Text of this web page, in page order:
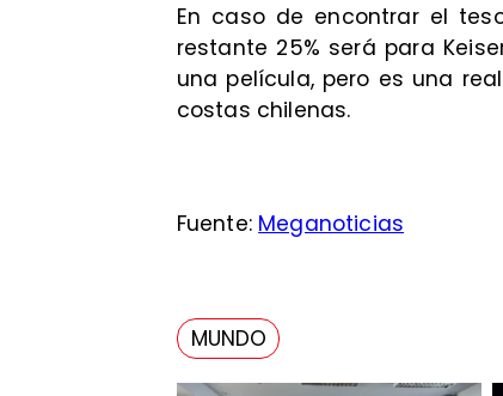
En caso de encontrar el
restante 25% será para
una película, pero es una
costas chilenas.
Fuente: Meganoticias
MUNDO